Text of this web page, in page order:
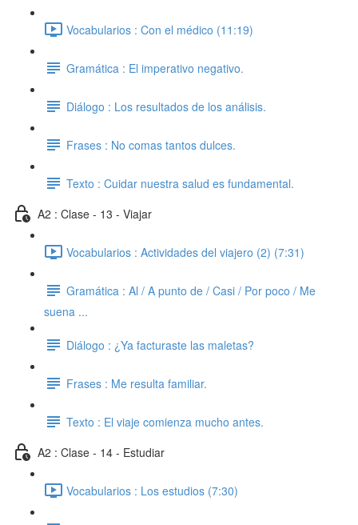
Vocabularios : Con el médico (11:19)
Gramática : El imperativo negativo.
Diálogo : Los resultados de los análisis.
Frases : No comas tantos dulces.
Texto : Cuidar nuestra salud es fundamental.
A2 : Clase - 13 - Viajar
Vocabularios : Actividades del viajero (2) (7:31)
Gramática : Al / A punto de / Casi / Por poco / Me
suena ...
Diálogo : ¿Ya facturaste las maletas?
Frases : Me resulta familiar.
Texto : El viaje comienza mucho antes.
A2 : Clase - 14 - Estudiar
Vocabularios : Los estudios (7:30)